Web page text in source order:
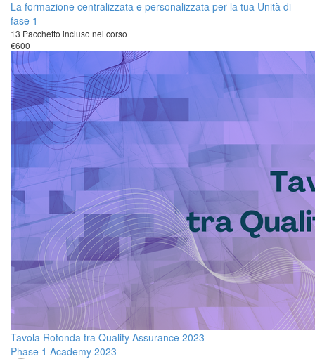
La formazione centralizzata e personalizzata per la tua Unità di
fase 1
13 Pacchetto incluso nel corso
€600
Tavola Rotonda tra Quality Assurance 2023
Phase 1 Academy 2023